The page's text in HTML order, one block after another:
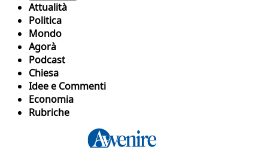
Attualità
Politica
Mondo
Agorà
Podcast
Chiesa
Idee e Commenti
Economia
Rubriche